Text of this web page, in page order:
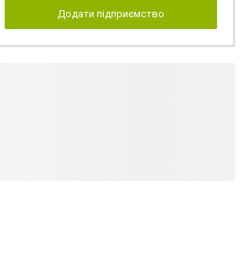
Додати підприємство